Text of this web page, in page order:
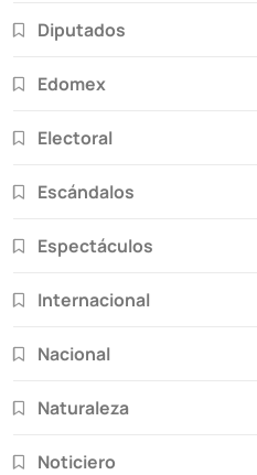
Diputados
Edomex
Electoral
Escándalos
Espectáculos
Internacional
Nacional
Naturaleza
Noticiero